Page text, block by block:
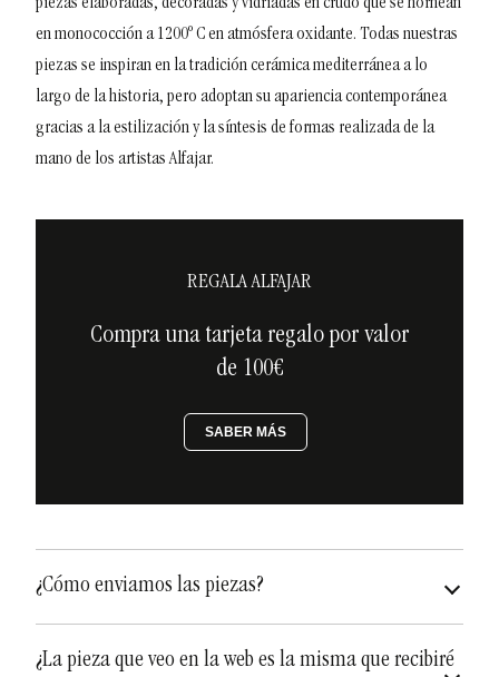
en monococción a 1200º C en atmósfera oxidante. Todas nuestras
piezas se inspiran en la tradición cerámica mediterránea a lo
largo de la historia, pero adoptan su apariencia contemporánea
gracias a la estilización y la síntesis de formas realizada de la
mano de los artistas Alfajar.
REGALA ALFAJAR
Compra una tarjeta regalo por valor
de 100€
SABER MÁS
¿Cómo enviamos las piezas?
¿La pieza que veo en la web es la misma que recibiré